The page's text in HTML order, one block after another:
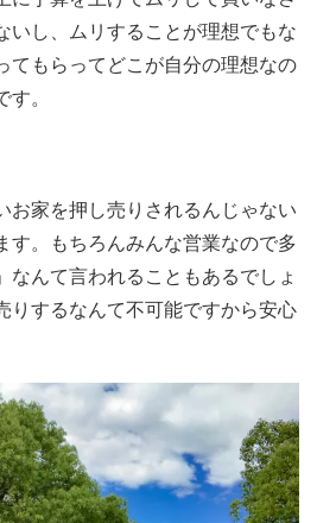
いし、ムリすることが理想でもな
てもらってどこが自分の理想なの
。
お家を押し売りされるんじゃない
す。もちろんみんな営業なので多
なんて言われることもあるでしょ
りするなんて不可能ですから安心